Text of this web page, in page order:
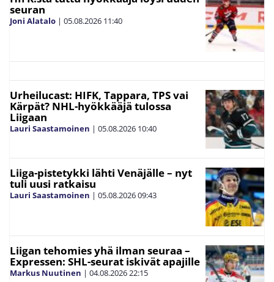
seuran
Joni Alatalo | 05.08.2026 11:40
Urheilucast: HIFK, Tappara, TPS vai
Kärpät? NHL-hyökkääjä tulossa
Liigaan
Lauri Saastamoinen | 05.08.2026 10:40
Liiga-pistetykki lähti Venäjälle – nyt
tuli uusi ratkaisu
Lauri Saastamoinen | 05.08.202609:43
Liigan tehomies yhä ilman seuraa –
Expressen: SHL-seurat iskivät apajille
Markus Nuutinen | 04.08.202622:15